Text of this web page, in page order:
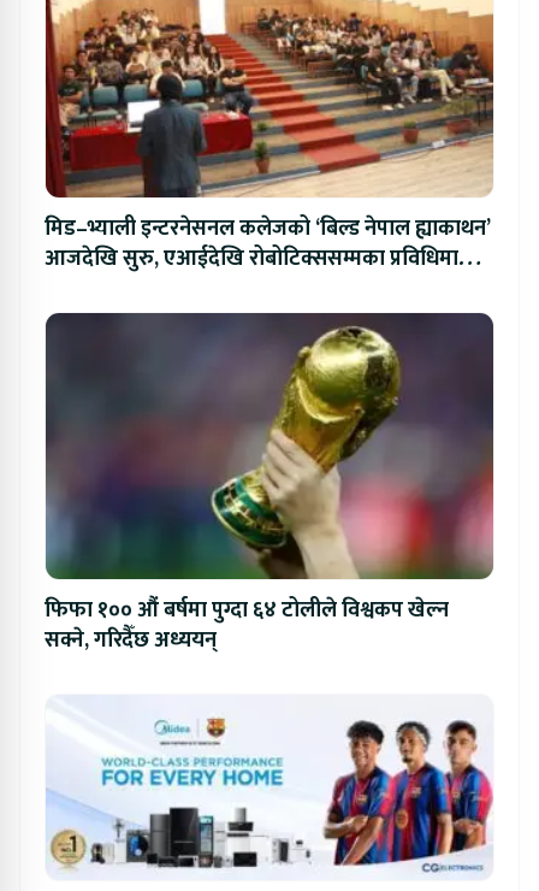
मिड–भ्याली इन्टरनेसनल कलेजको ‘बिल्ड नेपाल ह्याकाथन’
आजदेखि सुरु, एआईदेखि रोबोटिक्ससम्मका प्रविधिमा
फिफा १०० औं बर्षमा पुग्दा ६४ टोलीले विश्वकप खेल्न
सक्ने, गरिदैँछ अध्ययन्